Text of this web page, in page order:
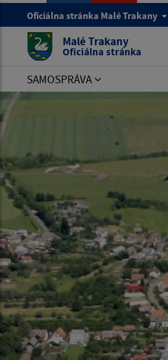
Oficiálna stránka Malé Trakany
Malé Trakany
Oficiálna stránka
SAMOSPRÁVA